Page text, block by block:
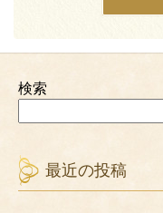
検索
最近の投稿